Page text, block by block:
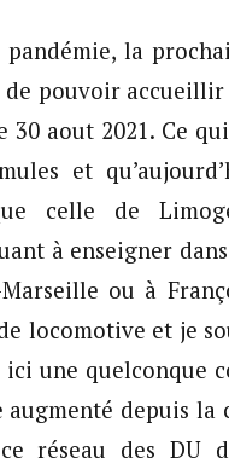
la
de pouvoir
aout 2021. Ce
et
celle de
à enseigner
ou à
locomotive et je
une quelconque
depuis la
réseau des